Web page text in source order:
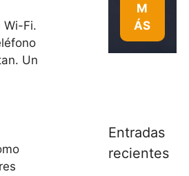
Wi-Fi.
Un
M
ÁS
Entradas
recientes